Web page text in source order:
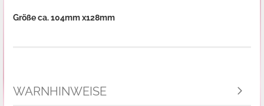
Größe ca. 104mm x128mm
WARNHINWEISE